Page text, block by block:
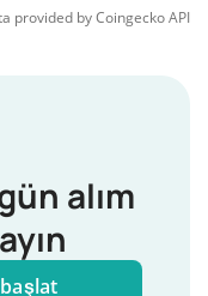
provided byCoingeckoAPI
alım